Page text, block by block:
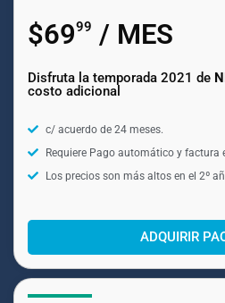
$6999 / MES
Disfruta la temporada 2021 de
costo adicional
c/ acuerdo de 24 meses.
Requiere Pago automático y factura
Los precios son más altos en el 2º
ADQUIRIR